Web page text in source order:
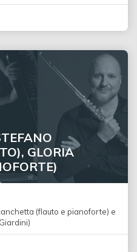
GLORIA
(flauto e pianoforte) e